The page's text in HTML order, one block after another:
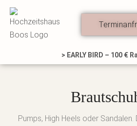
Zum
Inhalt
springen
> EARLY BIRD – 100 €
Pumps, High Heels oder